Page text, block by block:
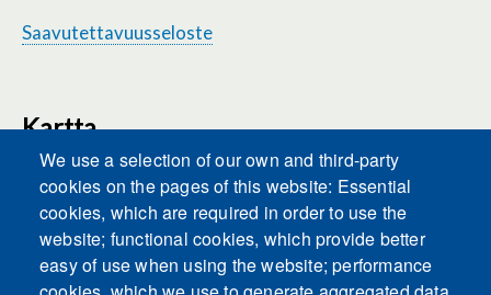
Saavutettavuusseloste
Kartta
This content is blocked because Embeds
cookies have not been accepted.
We use a selection of our own and third-party
cookies on the pages of this website: Essential
cookies, which are required in order to use the
website; functional cookies, which provide better
easy of use when using the website; performance